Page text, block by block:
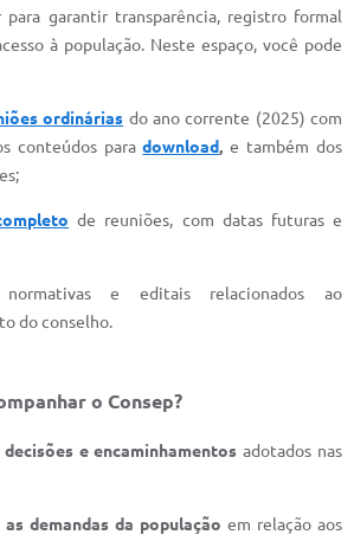
para garantir transparência, registro formal
à população. Neste espaço, você pode
ordinárias do ano corrente (2025) com
conteúdos paradownload,e também dos
de reuniões, com datas futuras e
e editais relacionados ao
do conselho.
o Consep?
e encaminhamentos adotados nas
demandas da população em relação aos